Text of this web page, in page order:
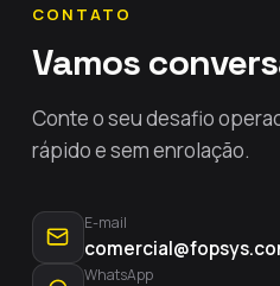
CONTATO
Vamos
Conte o seu desafio
rápido e sem enrolação.
E-mail
WhatsApp